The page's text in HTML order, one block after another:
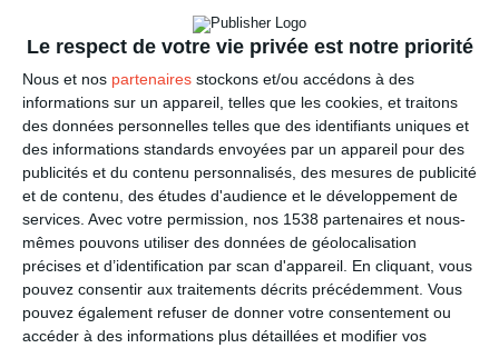
Le respect de votre vie privée est notre priorité
Nous et nos partenaires stockons et/ou accédons à des
informations sur un appareil, telles que les cookies, et traitons
des données personnelles telles que des identifiants uniques et
des informations standards envoyées par un appareil pour des
publicités et du contenu personnalisés, des mesures de publicité
et de contenu, des études d'audience et le développement de
services. Avec votre permission, nos 1538 partenaires et nous-
mêmes pouvons utiliser des données de géolocalisation
précises et d’identification par scan d'appareil. En cliquant, vous
pouvez consentir aux traitements décrits précédemment. Vous
pouvez également refuser de donner votre consentement ou
accéder à des informations plus détaillées et modifier vos
Bal de la Saint Jean au Québec
Carte bonne fête, douceur florale
Des fleurs pour ta fête